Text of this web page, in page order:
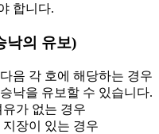
합니다.
낙의 유보)
음 각 호에 해당하는 경우
낙을 유보할 수 있습니다.
유가 없는 경우
지장이 있는 경우